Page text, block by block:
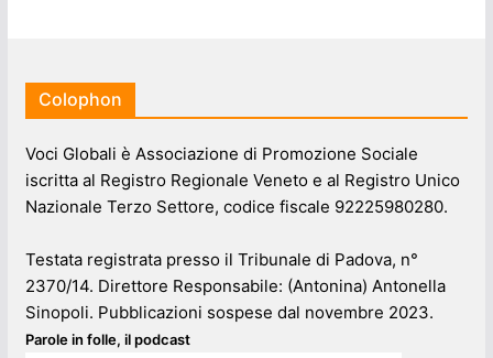
Colophon
Voci Globali è Associazione di Promozione Sociale
iscritta al Registro Regionale Veneto e al Registro Unico
Nazionale Terzo Settore, codice fiscale 92225980280.
Testata registrata presso il Tribunale di Padova, n°
2370/14. Direttore Responsabile: (Antonina) Antonella
Sinopoli. Pubblicazioni sospese dal novembre 2023.
Parole in folle, il podcast